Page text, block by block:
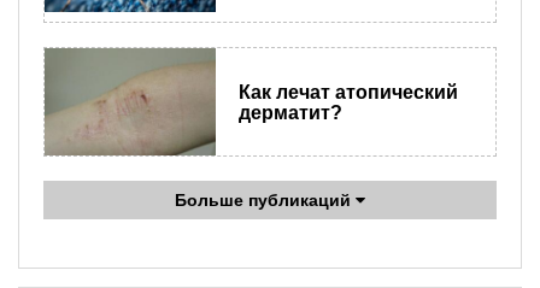
Как лечат атопический
дерматит?
Больше публикаций